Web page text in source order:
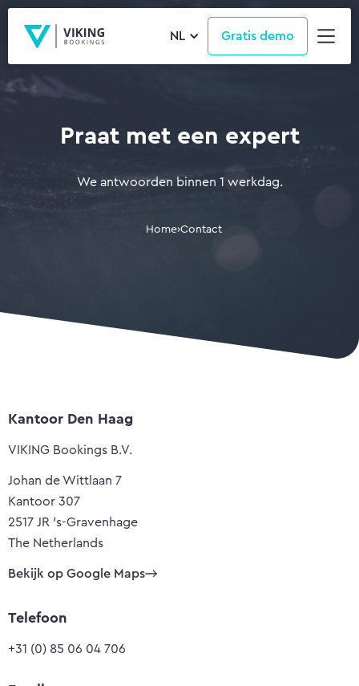
NL Gratis demo
Praat met een expert
We antwoorden binnen 1 werkdag.
Home›Contact
Kantoor Den Haag
VIKING Bookings B.V.
Johan de Wittlaan 7
Kantoor 307
2517 JR 's-Gravenhage
The Netherlands
Bekijk op Google Maps
Telefoon
+31 (0) 85 06 04 706